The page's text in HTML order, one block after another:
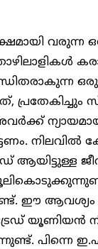
വരുന്ന
ഒരു
പ്രതേകിച്ചും
നിലവിൽ
ആയിട്ടുള്ള
ഈ ആവശ്യം
യൂണിയൻ